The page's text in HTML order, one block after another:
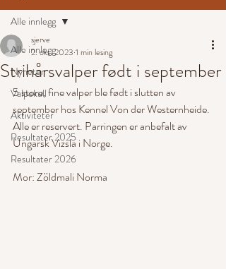
Alle innlegg
Nyheter
Valpekull
Aktiviteter
Resultater 2025
Resultater 2026
Alle innlegg
Strihårsvalper født i september
sjerve
2. okt. 2023 1 min lesing
5 store, fine valper ble født i slutten av
september hos Kennel Von der Westernheide.
Alle er reservert. Parringen er anbefalt av
Ungarsk Vizsla i Norge.
Mor: Zöldmali Norma